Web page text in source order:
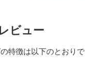
ビュー
特徴は以下のとおりで